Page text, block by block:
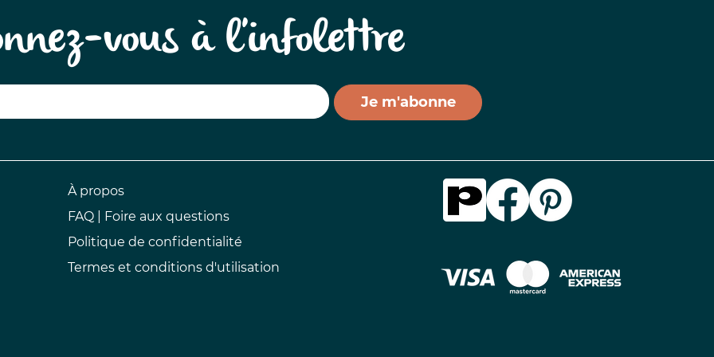
vous à l'infolettre
Je m'abonne
À propos
FAQ | Foire aux questions
Politique de confidentialité
Termes et conditions d'utilisation